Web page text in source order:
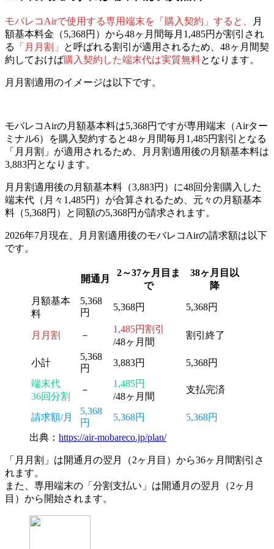
モバレコAirで使用する専用端末を「購入契約」すると、
月
額基本料金（5,368円）から48ヶ月間毎月1,485円が割引され
る
「月月割」
と呼ばれる割引が適用されるため、48ヶ月間契
約しておけば購入契約した端末代は実質無料となります。
月月割適用のイメージは以下です。
モバレコAirの月額基本料は5,368円ですが専用端末（Airター
ミナル6）を購入契約すると48ヶ月間毎月1,485円割引となる
「月月割」が適用されるため、
月月割適用後の月額基本料は
3,883円 となります。
月月割適用後の月額基本料（3,883円）に48回分割購入した
端末代（月々1,485円）が合算されるため、元々の月額基本
料（5,368円）と同額の5,368円が請求されます。
2026年7月現在、月月割適用後のモバレコAirの請求額は以下
です。
開通月
2～37ヶ月目ま
で
38ヶ月目以
降
月額基本
料
5,368
円
5,368円 5,368円
月月割 －
1,485円割引
/48ヶ月間
割引終了
小計
5,368
円
3,883円
5,368円
端末代
36回分割
－
1,485円
/48ヶ月間
支払完済
請求額/月
5,368
円
5,368円
5,368円
出典： https://air-mobareco.jp/plan/
「月月割」は開通月の翌月（2ヶ月目）から36ヶ月間割引さ
れます。
また、専用端末の「分割支払い」は開通月の翌月（2ヶ月
目）から開始されます。